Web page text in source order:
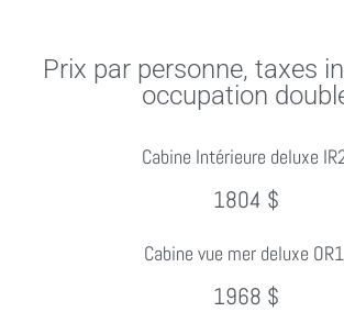
Prix par personne, taxes
occupation
Cabine Intérieure deluxe
1804 $
Cabine vue mer deluxe OR1
1968 $